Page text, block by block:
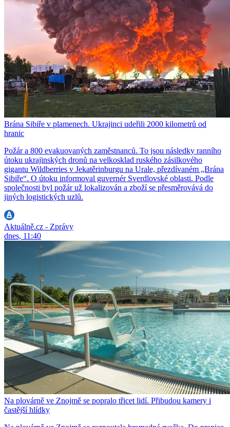
Brána Sibiře v plamenech. Ukrajinci udeřili 2000 kilometrů od
hranic
Požár a 800 evakuovaných zaměstnanců. To jsou následky ranního
útoku ukrajinských dronů na velkosklad ruského zásilkového
gigantu Wildberries v Jekatěrinburgu na Urale, přezdívaném „Brána
Sibiře“. O útoku informoval guvernér Sverdlovské oblasti. Podle
společnosti byl požár už lokalizován a zboží se přesměrovává do
jiných logistických uzlů.
Aktuálně.cz - Zprávy
dnes, 11:40
Na plovárně ve Znojmě se popralo třicet lidí. Přibudou kamery i
častější hlídky